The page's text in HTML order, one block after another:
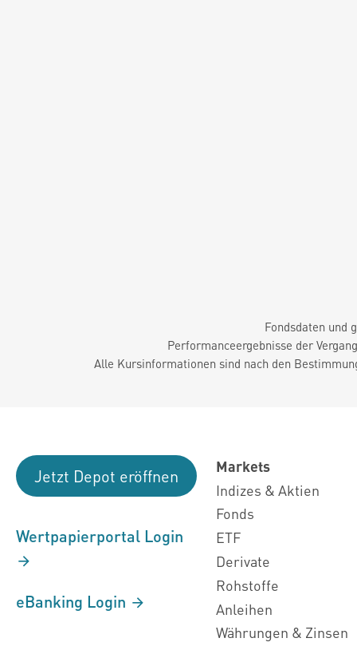
Fondsdaten und
Performanceergebnisse der
Alle Kursinformationen sind nach den
Jetzt Depot eröffnen
Wertpapierportal Login
eBanking Login
Markets
Indizes & Aktien
Fonds
ETF
Derivate
Rohstoffe
Anleihen
Währungen & Zinsen